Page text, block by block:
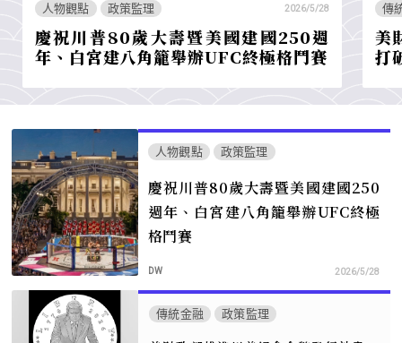
人物觀點 政策監理 2026/5/28
慶祝川普80歲大壽暨美國建國250週
年、白宮建八角籠舉辦UFC終極格鬥賽
傳
美
打
人物觀點 政策監理
慶祝川普80歲大壽暨美國建國250
週年、白宮建八角籠舉辦UFC終極
格鬥賽
DW 2026/5/28
傳統金融 政策監理